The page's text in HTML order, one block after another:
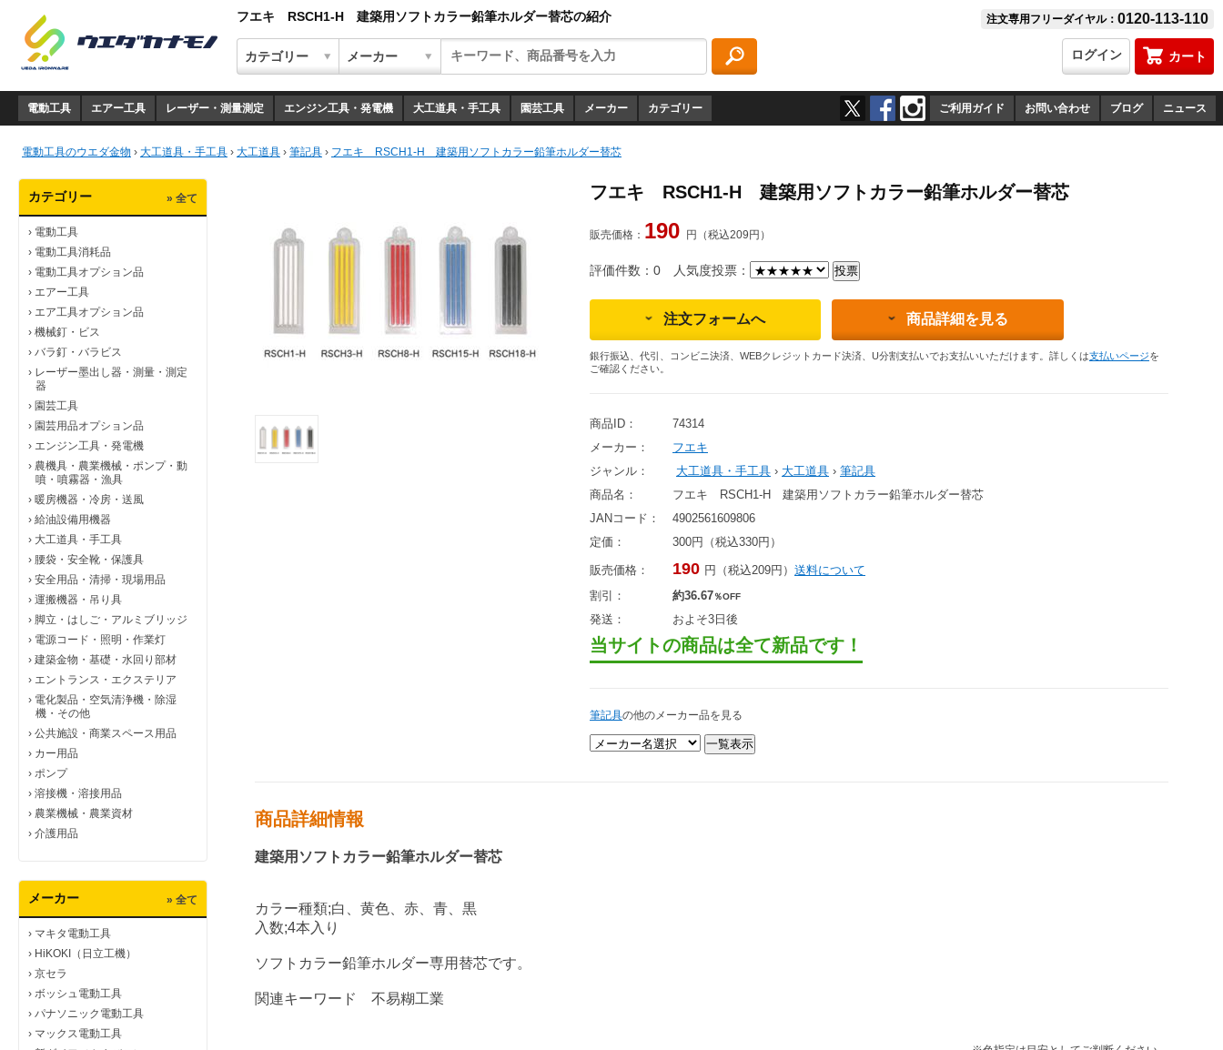
フエキ RSCH1-H 建築用ソフトカラー鉛筆ホルダー替芯の紹介 注文専用フリーダイヤル： 0120-113-110
カート
ログイン
電動工具 エアー工具 レーザー・測量測定 エンジン工具・発電機 大工道具・手工具 園芸工具 メーカー カテゴリー ご利用ガイド お問い合わせ ブログ ニュース
電動工具のウエダ金物 › 大工道具・手工具 › 大工道具 › 筆記具 › フエキ RSCH1-H 建築用ソフトカラー鉛筆ホルダー替芯
カテゴリー » 全て
› 電動工具
› 電動工具消耗品
› 電動工具オプション品
› エアー工具
› エア工具オプション品
› 機械釘・ビス
› バラ釘・バラビス
› レーザー墨出し器・測量・測定
器
› 園芸工具
› 園芸用品オプション品
› エンジン工具・発電機
› 農機具・農業機械・ポンプ・動
噴・噴霧器・漁具
› 暖房機器・冷房・送風
› 給油設備用機器
› 大工道具・手工具
› 腰袋・安全靴・保護具
› 安全用品・清掃・現場用品
› 運搬機器・吊り具
› 脚立・はしご・アルミブリッジ
› 電源コード・照明・作業灯
› 建築金物・基礎・水回り部材
› エントランス・エクステリア
› 電化製品・空気清浄機・除湿
機・その他
› 公共施設・商業スペース用品
› カー用品
› ポンプ
› 溶接機・溶接用品
› 農業機械・農業資材
› 介護用品
メーカー » 全て
› マキタ電動工具
› HiKOKI（日立工機）
› 京セラ
› ボッシュ電動工具
› パナソニック電動工具
› マックス電動工具
フエキ RSCH1-H 建築用ソフトカラー鉛筆ホルダー替芯
販売価格： 190 円（税込209円）
評価件数：0 人気度投票：
注文フォームへ 商品詳細を見る
銀行振込、代引、コンビニ決済、WEBクレジットカード決済、U分割支払いでお支払いいただけます。詳しくは支払いページを
ご確認ください。
商品ID：
74314
メーカー：
フエキ
ジャンル：
大工道具・手工具 › 大工道具 › 筆記具
商品名：
フエキ RSCH1-H 建築用ソフトカラー鉛筆ホルダー替芯
JANコード：
4902561609806
定価：
300円（税込330円）
販売価格： 190 円（税込209円） 送料について
割引：
約36.67％OFF
発送： およそ3日後
当サイトの商品は全て新品です！
筆記具の他のメーカー品を見る
商品詳細情報
建築用ソフトカラー鉛筆ホルダー替芯
カラー種類;白、黄色、赤、青、黒
入数;4本入り
ソフトカラー鉛筆ホルダー専用替芯です。
関連キーワード 不易糊工業